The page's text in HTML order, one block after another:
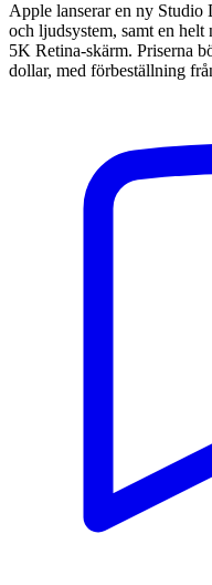
Apple lanserar en ny Studio
och ljudsystem, samt en
5K Retina-skärm. Priserna
dollar, med förbeställning